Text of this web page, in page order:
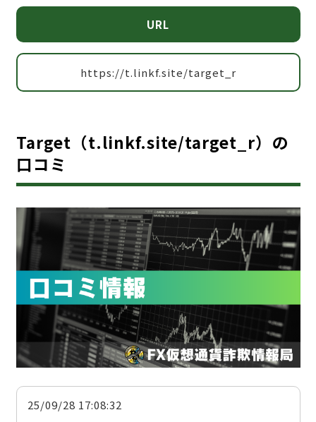
URL
https://t.linkf.site/target_r
Target（t.linkf.site/target_r）の
口コミ
25/09/28 17:08:32